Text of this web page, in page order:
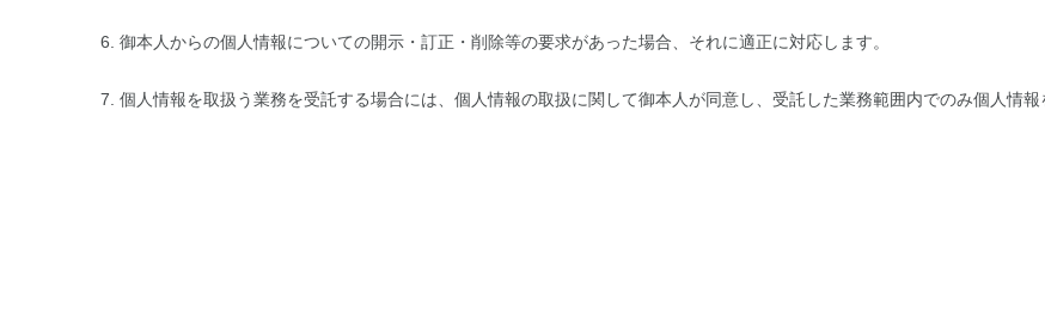
御本人からの個人情報についての開示・訂正・削除等の要求があった場合、それに適正に対応します。
個人情報を取扱う業務を受託する場合には、個人情報の取扱に関して御本人が同意し、受託した業務範囲内でのみ個人情報